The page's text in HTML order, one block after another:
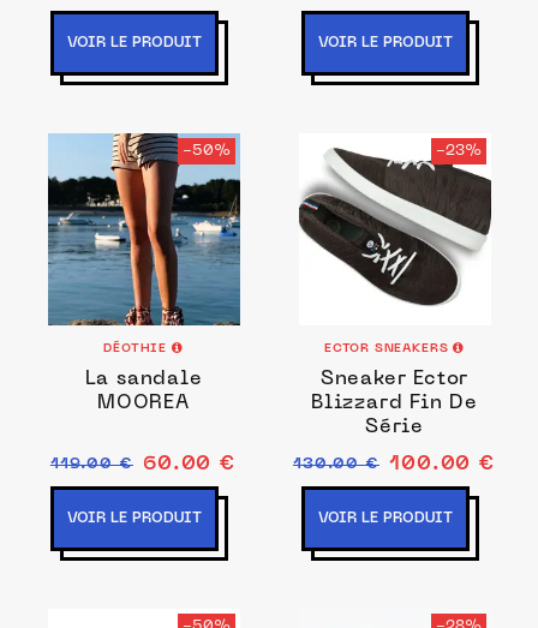
VOIR LE PRODUIT VOIR LE PRODUIT
-50%
DÉOTHIE
La sandale
MOOREA
119.00 € 60.00 €
VOIR LE PRODUIT
-23%
ECTOR SNEAKERS
Sneaker Ector
Blizzard Fin De
Série
130.00 € 100.00 €
VOIR LE PRODUIT